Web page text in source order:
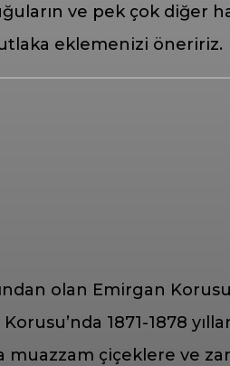
ve pek çok diğer
eklemenizi öneririz.
olan Emirgan
1871-1878
muazzam çiçeklere ve